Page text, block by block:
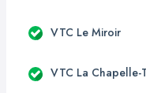
VTC Le Miroir
VTC La Chapelle-